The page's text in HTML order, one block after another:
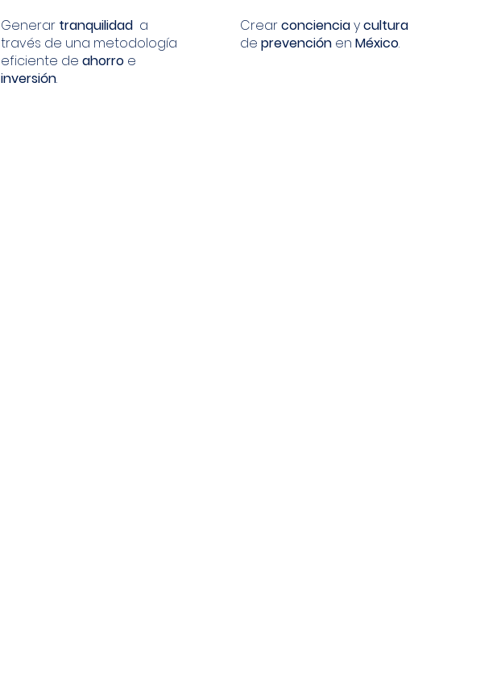
Generar tranquilidad a
través de una metodología
eficiente de ahorro e
inversión.
Crearconcienciaycultura
de prevención en México.